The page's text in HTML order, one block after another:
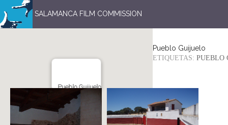
SALAMANCA FILM COMMISSION
Pueblo Guijuelo
Pueblo Guijuelo
ETIQUETAS: PUEBLO